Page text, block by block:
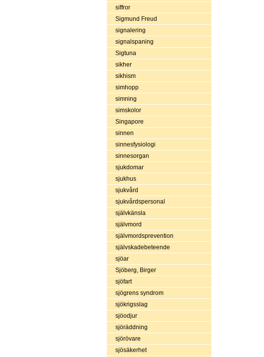
siffror
Sigmund Freud
signalering
signalspaning
Sigtuna
sikher
sikhism
simhopp
simning
simskolor
Singapore
sinnen
sinnesfysiologi
sinnesorgan
sjukdomar
sjukhus
sjukvård
sjukvårdspersonal
självkänsla
självmord
självmordsprevention
självskadebeteende
sjöar
Sjöberg, Birger
sjöfart
sjögrens syndrom
sjökrigsslag
sjöodjur
sjöräddning
sjörövare
sjösäkerhet